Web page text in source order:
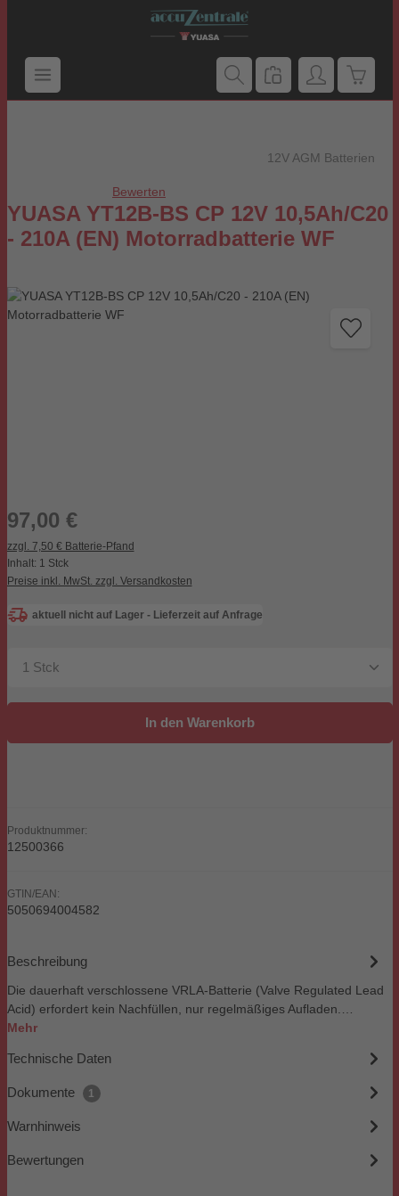
Zum Hauptinhalt springen
12V AGM Batterien
Durchschnittliche Bewertung von 0 von 5 Sternen
Bewerten
YUASA YT12B-BS CP 12V 10,5Ah/C20
- 210A (EN) Motorradbatterie WF
Bildergalerie überspringen
Regulärer Preis:
97,00 €
zzgl. 7,50 € Batterie-Pfand
Inhalt: 1 Stck
Preise inkl. MwSt. zzgl. Versandkosten
aktuell nicht auf Lager - Lieferzeit auf Anfrage
Produkt Anzahl: Gib den gewünschten Wert ein oder
In den Warenkorb
Produktnummer:
12500366
GTIN/EAN:
5050694004582
Beschreibung
Die dauerhaft verschlossene VRLA-Batterie (Valve Regulated Lead
Acid) erfordert kein Nachfüllen, nur regelmäßiges Aufladen.…
Mehr
Technische Daten
Dokumente 1
Warnhinweis
Bewertungen